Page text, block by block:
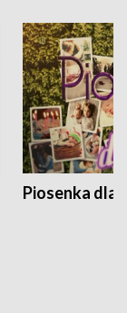
Piosenka dla